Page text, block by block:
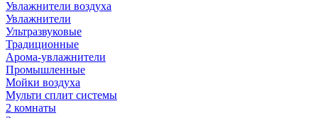
Увлажнители воздуха
Увлажнители
Ультразвуковые
Традиционные
Арома-увлажнители
Промышленные
Мойки воздуха
Мульти сплит системы
2 комнаты